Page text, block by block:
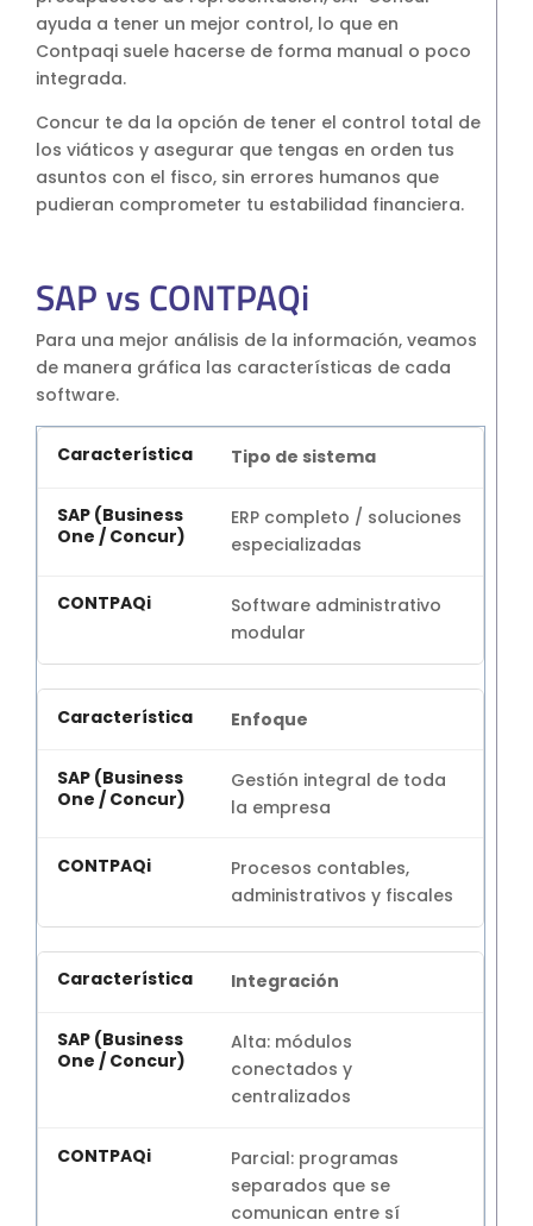
ayuda a tener un mejor control, lo que en
Contpaqi suele hacerse de forma manual o poco
integrada.
Concur te da la opción de tener el control total de
los viáticos y asegurar que tengas en orden tus
asuntos con el fisco, sin errores humanos que
pudieran comprometer tu estabilidad financiera.
SAP vs CONTPAQi
Para una mejor análisis de la información, veamos
de manera gráfica las características de cada
software.
Tipo de sistema
ERP completo / soluciones
especializadas
Software administrativo
modular
Enfoque
Gestión integral de toda
la empresa
Procesos contables,
administrativos y fiscales
Integración
Alta: módulos
conectados y
centralizados
Parcial: programas
separados que se
comunican entre sí